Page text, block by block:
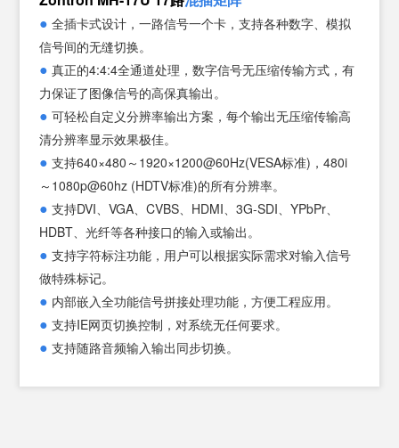
●全插卡式设计，一路信号一个卡，支持各种数字、模拟
信号间的无缝切换。
●真正的4:4:4全通道处理，数字信号无压缩传输方式，有
力保证了图像信号的高保真输出。
●可轻松自定义分辨率输出方案，每个输出无压缩传输高
清分辨率显示效果极佳。
●支持640×480～1920×1200@60Hz(VESA标准)，480i
～1080p@60hz (HDTV标准)的所有分辨率。
●支持DVI、VGA、CVBS、HDMI、3G-SDI、YPbPr、
HDBT、光纤等各种接口的输入或输出。
●支持字符标注功能，用户可以根据实际需求对输入信号
做特殊标记。
● 内部嵌入全功能信号拼接处理功能，方便工程应用。
●支持IE网页切换控制，对系统无任何要求。
●支持随路音频输入输出同步切换。
安全